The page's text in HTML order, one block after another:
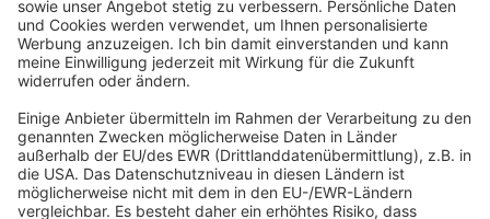
Abonnement anfordern| Abo kündigen|
Werben bei uns